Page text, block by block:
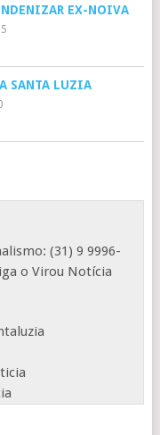
EX-NOIVA
SANTA LUZIA
(31) 9 9996-
o Virou Notícia